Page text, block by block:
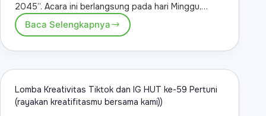
2045”. Acara ini berlangsung pada hari Minggu,…
Baca Selengkapnya
Lomba Kreativitas Tiktok dan IG HUT ke-59 Pertuni
(rayakan kreatifitasmu bersama kami))